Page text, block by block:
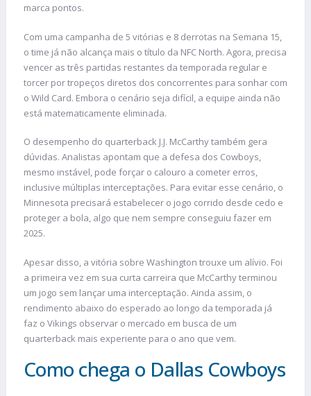
marca pontos.
Com uma campanha de 5 vitórias e 8 derrotas na Semana 15,
o time já não alcança mais o título da NFC North. Agora, precisa
vencer as três partidas restantes da temporada regular e
torcer por tropeços diretos dos concorrentes para sonhar com
o Wild Card. Embora o cenário seja difícil, a equipe ainda não
está matematicamente eliminada.
O desempenho do quarterback J.J. McCarthy também gera
dúvidas. Analistas apontam que a defesa dos Cowboys,
mesmo instável, pode forçar o calouro a cometer erros,
inclusive múltiplas interceptações. Para evitar esse cenário, o
Minnesota precisará estabelecer o jogo corrido desde cedo e
proteger a bola, algo que nem sempre conseguiu fazer em
2025.
Apesar disso, a vitória sobre Washington trouxe um alívio. Foi
a primeira vez em sua curta carreira que McCarthy terminou
um jogo sem lançar uma interceptação. Ainda assim, o
rendimento abaixo do esperado ao longo da temporada já
faz o Vikings observar o mercado em busca de um
quarterback mais experiente para o ano que vem.
Como chega o Dallas Cowboys